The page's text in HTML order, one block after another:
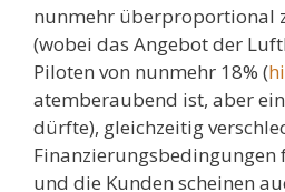
nunmehr überproportional
(wobei das Angebot der
Piloten von nunmehr 18% (
atemberaubend ist, aber
dürfte), gleichzeitig
Finanzierungsbedingungen
und die Kunden scheinen